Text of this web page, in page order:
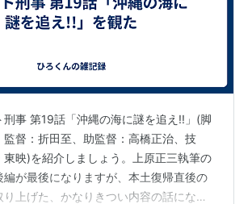
刑事 第19話「沖縄の海に謎を追え!!」(脚
監督：折田至、助監督：高橋正治、技
映)を紹介しましょう。上原正三執筆の
編が最後になりますが、本土復帰直後の
上げた、かなりきつい内容の話になり